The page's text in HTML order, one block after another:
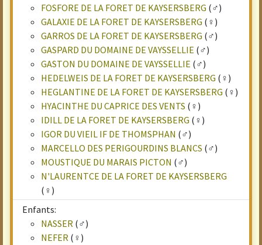
FOSFORE DE LA FORET DE KAYSERSBERG (♂)
GALAXIE DE LA FORET DE KAYSERSBERG (♀)
GARROS DE LA FORET DE KAYSERSBERG (♂)
GASPARD DU DOMAINE DE VAYSSELLIE (♂)
GASTON DU DOMAINE DE VAYSSELLIE (♂)
HEDELWEIS DE LA FORET DE KAYSERSBERG (♀)
HEGLANTINE DE LA FORET DE KAYSERSBERG (♀)
HYACINTHE DU CAPRICE DES VENTS (♀)
IDILL DE LA FORET DE KAYSERSBERG (♀)
IGOR DU VIEIL IF DE THOMSPHAN (♂)
MARCELLO DES PERIGOURDINS BLANCS (♂)
MOUSTIQUE DU MARAIS PICTON (♂)
N'LAURENTCE DE LA FORET DE KAYSERSBERG
(♀)
Enfants:
NASSER (♂)
NEFER (♀)